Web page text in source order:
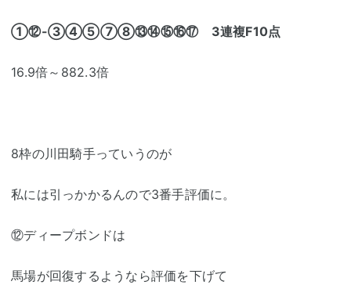
①⑫-③④⑤⑦⑧⑬⑭⑮⑯⑰ 3連複F10点
16.9倍～882.3倍
8枠の川田騎手っていうのが
私には引っかかるんので3番手評価に。
⑫ディープボンドは
馬場が回復するようなら評価を下げて